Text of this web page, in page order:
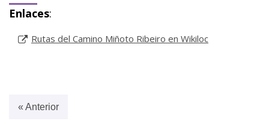
Enlaces:
Rutas del Camino Miñoto Ribeiro en Wikiloc
« Anterior